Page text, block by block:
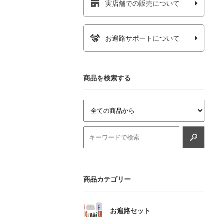
実店舗での販売について
お遍路サポートについて
商品を検索する
商品カテゴリー
お遍路セット